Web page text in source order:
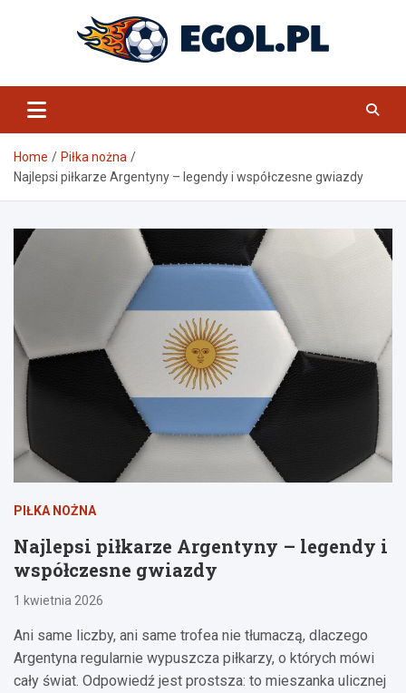
eGol.pl
Home
Piłka nożna
Najlepsi piłkarze Argentyny – legendy i współczesne gwiazdy
PIŁKA NOŻNA
Najlepsi piłkarze Argentyny – legendy i
współczesne gwiazdy
1 kwietnia 2026
Ani same liczby, ani same trofea nie tłumaczą, dlaczego
Argentyna regularnie wypuszcza piłkarzy, o których mówi
cały świat. Odpowiedź jest prostsza: to mieszanka ulicznej